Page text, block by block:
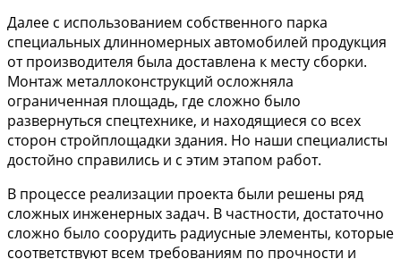
Далее с использованием собственного парка
специальных длинномерных автомобилей продукция
от производителя была доставлена к месту сборки.
Монтаж металлоконструкций осложняла
ограниченная площадь, где сложно было
развернуться спецтехнике, и находящиеся со всех
сторон стройплощадки здания. Но наши специалисты
достойно справились и с этим этапом работ.
В процессе реализации проекта были решены ряд
сложных инженерных задач. В частности, достаточно
сложно было соорудить радиусные элементы, которые
соответствуют всем требованиям по прочности и